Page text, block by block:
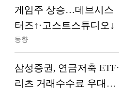
게임주 상승…데브시스
터즈↑·고스트스튜디오↓
동향
삼성증권, 연금저축 ETF·
리츠 거래수수료 우대…